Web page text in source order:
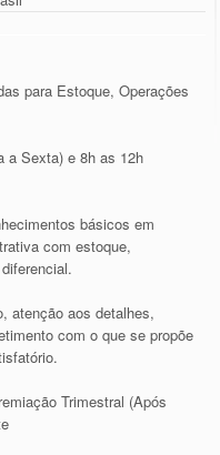
para Estoque, Operações
a Sexta) e 8h as 12h
básicos em
com estoque,
atenção aos detalhes,
com o que se propõe
Trimestral (Após